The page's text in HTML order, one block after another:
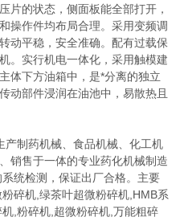
片的状态，侧面板能全部打开，
操作件均布局合理。采用变频调
动平稳，安全准确。配有过载保
。实行机电一体化，采用触模建
体下方油箱中，是*分离的独立
动部件浸润在油池中，易散热且
制药机械、食品机械、化工机
销售于一体的专业药化机械制造
统检测，保证出厂合格。主要
碎机,绿茶叶超微粉碎机,HMB系
,粉碎机,超微粉碎机,万能粗碎